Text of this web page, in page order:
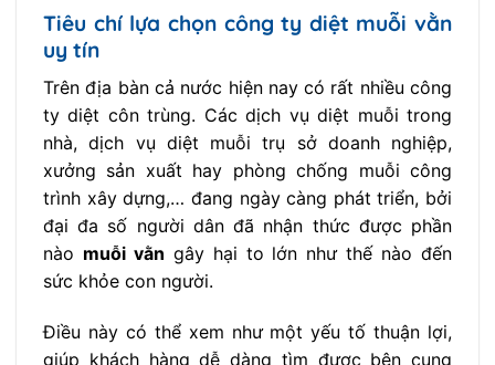
Tiêu chí lựa chọn công ty diệt muỗi vằn
uy tín
Trên địa bàn cả nước hiện nay có rất nhiều công
ty diệt côn trùng. Các dịch vụ diệt muỗi trong
nhà, dịch vụ diệt muỗi trụ sở doanh nghiệp,
xưởng sản xuất hay phòng chống muỗi công
trình xây dựng,… đang ngày càng phát triển, bởi
đại đa số người dân đã nhận thức được phần
nào muỗi vằn gây hại to lớn như thế nào đến
sức khỏe con người.
Điều này có thể xem như một yếu tố thuận lợi,
giúp khách hàng dễ dàng tìm được bên cung